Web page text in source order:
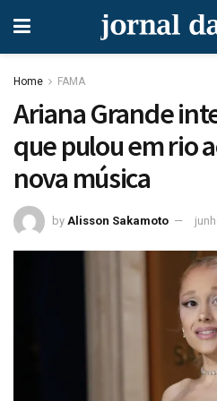
Home FAMA
Ariana Grande
que pulou em rio
nova música
by Alisson Sakamoto